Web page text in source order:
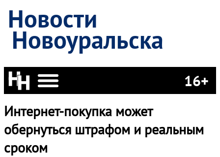
Новости
Новоуральска
16+
Интернет-покупка может
обернуться штрафом и реальным
сроком